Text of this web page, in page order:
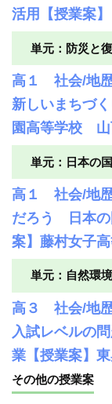
活用【授業案
単元：防災と
高１ 社会/地
新しいまちづ
園高等学校 山
単元：日本の
高１ 社会/地
だろう 日本の
案】藤村女子
単元：自然環
高３ 社会/地
入試レベルの
業【授業案】
その他の授業案